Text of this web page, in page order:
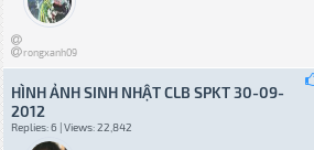
rongxanh09
HÌNH ẢNH SINH NHẬT CLB SPKT 30-09-
2012
Replies: 6 | Views: 22,842